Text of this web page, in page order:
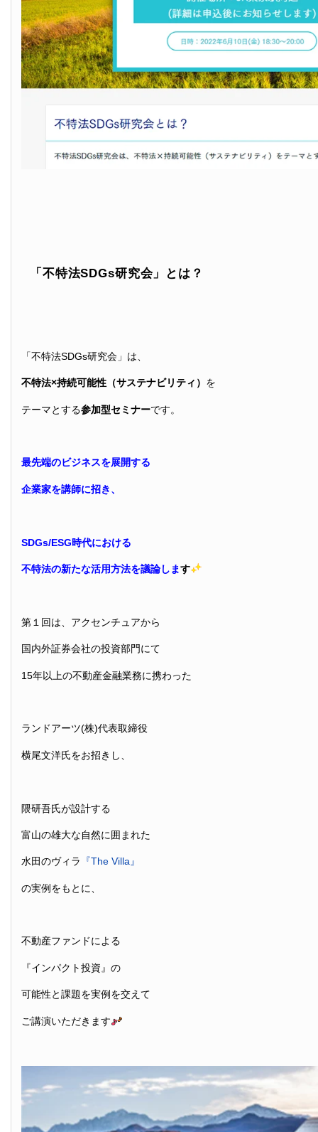
「不特法SDGs研究会」とは？
「不特法SDGs研究会」は、
不特法×持続可能性（サステナビリティ） を
テーマとする参加型セミナーです。
最先端のビジネスを展開する
企業家を講師に招き、
SDGs/ESG時代における
不特法の新たな活用方法を議論します
第１回は、アクセンチュアから
国内外証券会社の投資部門にて
15年以上の不動産金融業務に携わった
ランドアーツ(株)代表取締役
横尾文洋氏をお招きし、
隈研吾氏が設計する
富山の雄大な自然に囲まれた
水田のヴィラ 『The Villa』
の実例をもとに、
不動産ファンドによる
『インパクト投資』の
可能性と課題を実例を交えて
ご講演いただきます